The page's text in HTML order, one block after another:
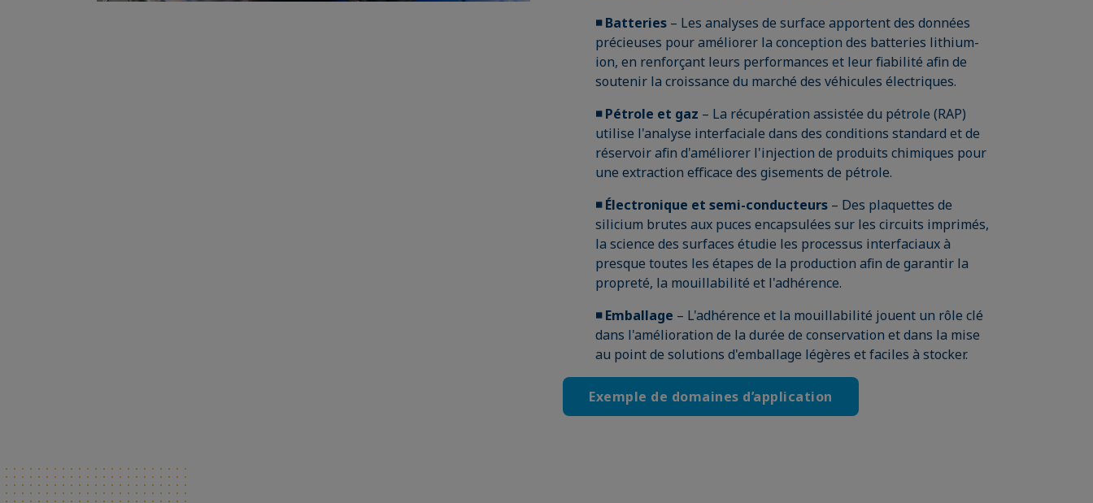
◾ Batteries – Les analyses de surface apportent des données
précieuses pour améliorer la conception des batteries lithium-
ion, en renforçant leurs performances et leur fiabilité afin de
soutenir la croissance du marché des véhicules électriques.
◾ Pétrole et gaz – La récupération assistée du pétrole (RAP)
utilise l'analyse interfaciale dans des conditions standard et de
réservoir afin d'améliorer l'injection de produits chimiques pour
une extraction efficace des gisements de pétrole.
◾ Électronique et semi-conducteurs – Des plaquettes de
silicium brutes aux puces encapsulées sur les circuits imprimés,
la science des surfaces étudie les processus interfaciaux à
presque toutes les étapes de la production afin de garantir la
propreté, la mouillabilité et l'adhérence.
◾ Emballage – L'adhérence et la mouillabilité jouent un rôle clé
dans l'amélioration de la durée de conservation et dans la mise
au point de solutions d'emballage légères et faciles à stocker.
Exemple de domaines d’application